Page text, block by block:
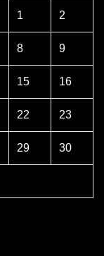
1 2
8 9
15 16
22 23
29 30